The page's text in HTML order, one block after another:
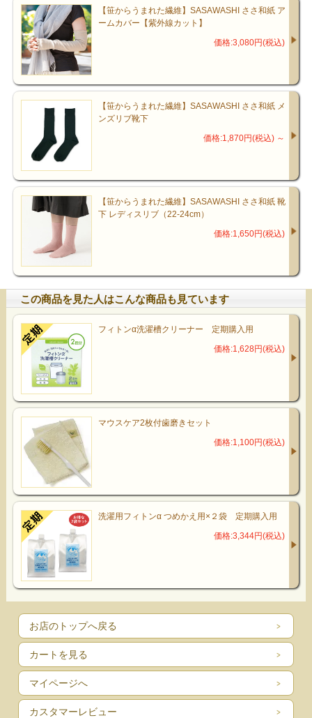
【笹からうまれた繊維】SASAWASHI ささ和紙 ア
ームカバー【紫外線カット】
価格:3,080円(税込)
【笹からうまれた繊維】SASAWASHI ささ和紙 メ
ンズリブ靴下
価格:1,870円(税込) ～
【笹からうまれた繊維】SASAWASHI ささ和紙 靴
下 レディスリブ（22-24cm）
価格:1,650円(税込)
この商品を見た人はこんな商品も見ています
フィトンα洗濯槽クリーナー 定期購入用
価格:1,628円(税込)
マウスケア2枚付歯磨きセット
価格:1,100円(税込)
洗濯用フィトンα つめかえ用×２袋 定期購入用
価格:3,344円(税込)
お店のトップへ戻る
カートを見る
マイページへ
カスタマーレビュー